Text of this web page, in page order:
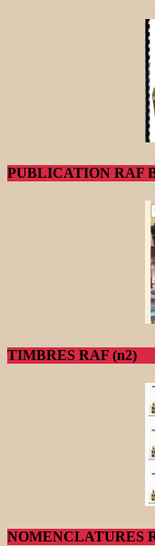
PUBLICATION RAF
TIMBRES RAF (n2)
NOMENCLATURES